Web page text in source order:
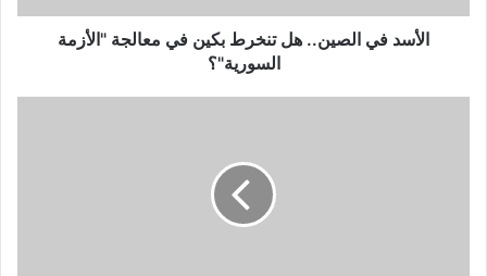
"الأزمة
السورية"؟الأسد في الصين.. هل تنخرط بكين في معالجة "الأزمة
السورية"؟